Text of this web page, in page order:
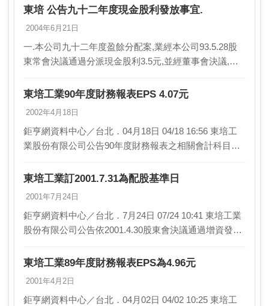
並決定於94.6.28起發放…
東培 公告九十二年度現金股利發放事宜.
2004年6月21日
一.本公司九十二年度盈餘分配案,業經本公司93.5.28股
東常會決議通過分派現金股利3.5元,並經董事會決議,謹
二.依公司法第165…
東培工業90年度財務報表EPS 4.07元
2002年4月18日
鉅亨網資料中心／台北．04月18日 04/18 16:56 東培工
業股份有限公司公告90年度財務報表之相關會計科目資
報-…
東培工業訂2001.7.31為配股基準日
2001年7月24日
鉅亨網資料中心／台北．7月24日 07/24 10:41 東培工業
股份有限公司公告依2001.4.30股東會決議通過增資發行
東培工業89年度財務報表EPS為4.96元
2001年4月2日
鉅亨網資料中心／台北．04月02日 04/02 10:25 東培工